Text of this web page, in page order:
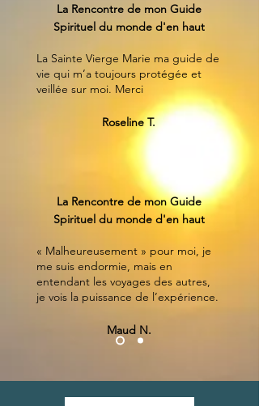
La Rencontre de mon Guide
Spirituel du monde d'en haut
La Sainte Vierge Marie ma guide de
vie qui m’a toujours protégée et
veillée sur moi. Merci
Roseline T.
La Rencontre de mon Guide
Spirituel du monde d'en haut
« Malheureusement » pour moi, je
me suis endormie, mais en
entendant les voyages des autres,
je vois la puissance de l’expérience.
Maud N.